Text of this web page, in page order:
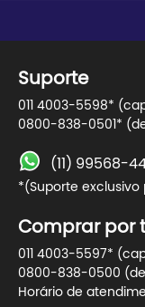
Suporte
011 4003-5598*
0800-838-0501*
(11) 99568-
*(Suporte
Comprar por
011 4003-5597*
0800-838-0500
Horário de